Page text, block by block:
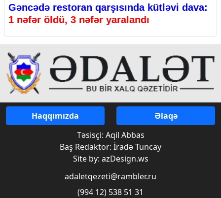
Gəncədə restoran qarşısında kütləvi dava:
1 nəfər öldü, 3 nəfər yaralandı
Haqqımızda
Əlaqə
Təsisçi: Aqil Abbas
Baş Redaktor: İradə Tuncay
Site by: azDesign.ws
adaletqezeti@rambler.ru
(994 12) 538 51 31